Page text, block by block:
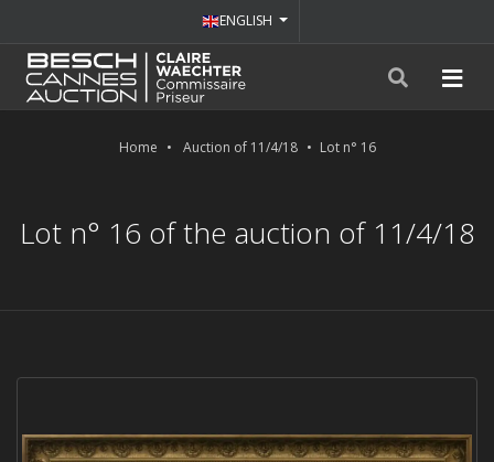
ENGLISH
Home Auction of 11/4/18 Lot n° 16
Lot n° 16 of the auction of 11/4/18